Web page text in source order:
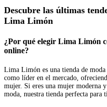
Descubre las últimas
Lima Limón
¿Por qué elegir Lima Limón
online?
Lima Limón es una tienda de
como líder en el mercado,
mujer. Si eres una mujer moderna
moda, nuestra tienda perfecta para